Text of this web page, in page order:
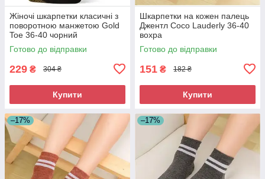
Жіночі шкарпетки класичні з
поворотною манжетою Gold
Toe 36-40 чорний
Готово до відправки
229 ₴ 304 ₴
Купити
Шкарпетки на кожен палець
Джентл Coco Lauderly 36-40
вохра
Готово до відправки
151 ₴ 182 ₴
Купити
–17% –17%